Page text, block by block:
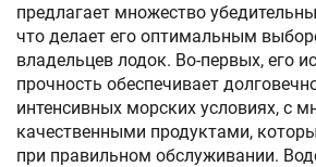
предлагает множество
что делает его оптимальным
владельцев лодок. Во-первых, его
прочность обеспечивает
интенсивных морских условиях, с
качественными продуктами,
при правильном обслуживании.